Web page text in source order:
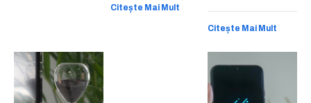
Citește Mai Mult
Citește Mai Mult